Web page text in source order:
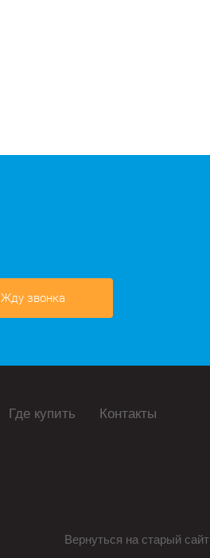
Жду звонка
Где купить Контакты
Вернуться на старый сайт